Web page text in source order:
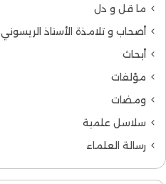
ما قل و دل
أصحاب و تلامذة الأستاذ الريسوني
أبحاث
مؤلفات
ومضات
سلاسل علمية
رسالة العلماء